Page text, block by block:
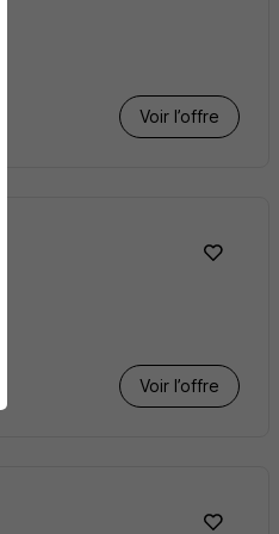
Voir l’offre
Voir l’offre